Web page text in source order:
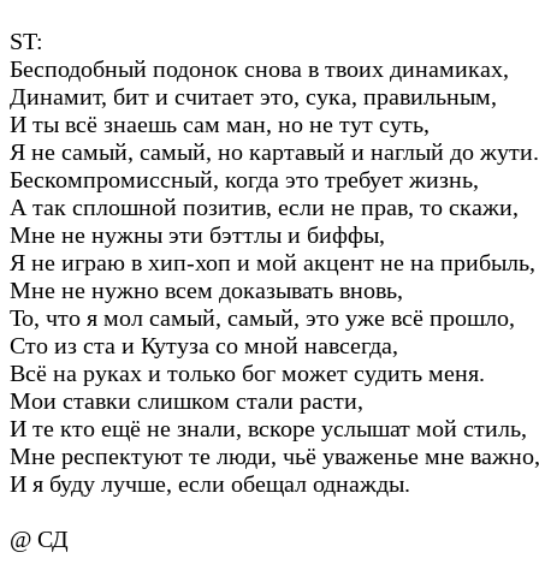
ST:
Бесподобный подонок снова в твоих динамиках,
Динамит, бит и считает это, сука, правильным,
И ты всё знаешь сам ман, но не тут суть,
Я не самый, самый, но картавый и наглый до жути.
Бескомпромиссный, когда это требует жизнь,
А так сплошной позитив, если не прав, то скажи,
Мне не нужны эти бэттлы и биффы,
Я не играю в хип-хоп и мой акцент не на прибыль,
Мне не нужно всем доказывать вновь,
То, что я мол самый, самый, это уже всё прошло,
Сто из ста и Кутуза со мной навсегда,
Всё на руках и только бог может судить меня.
Мои ставки слишком стали расти,
И те кто ещё не знали, вскоре услышат мой стиль,
Мне респектуют те люди, чьё уваженье мне важно,
И я буду лучше, если обещал однажды.
@ СД